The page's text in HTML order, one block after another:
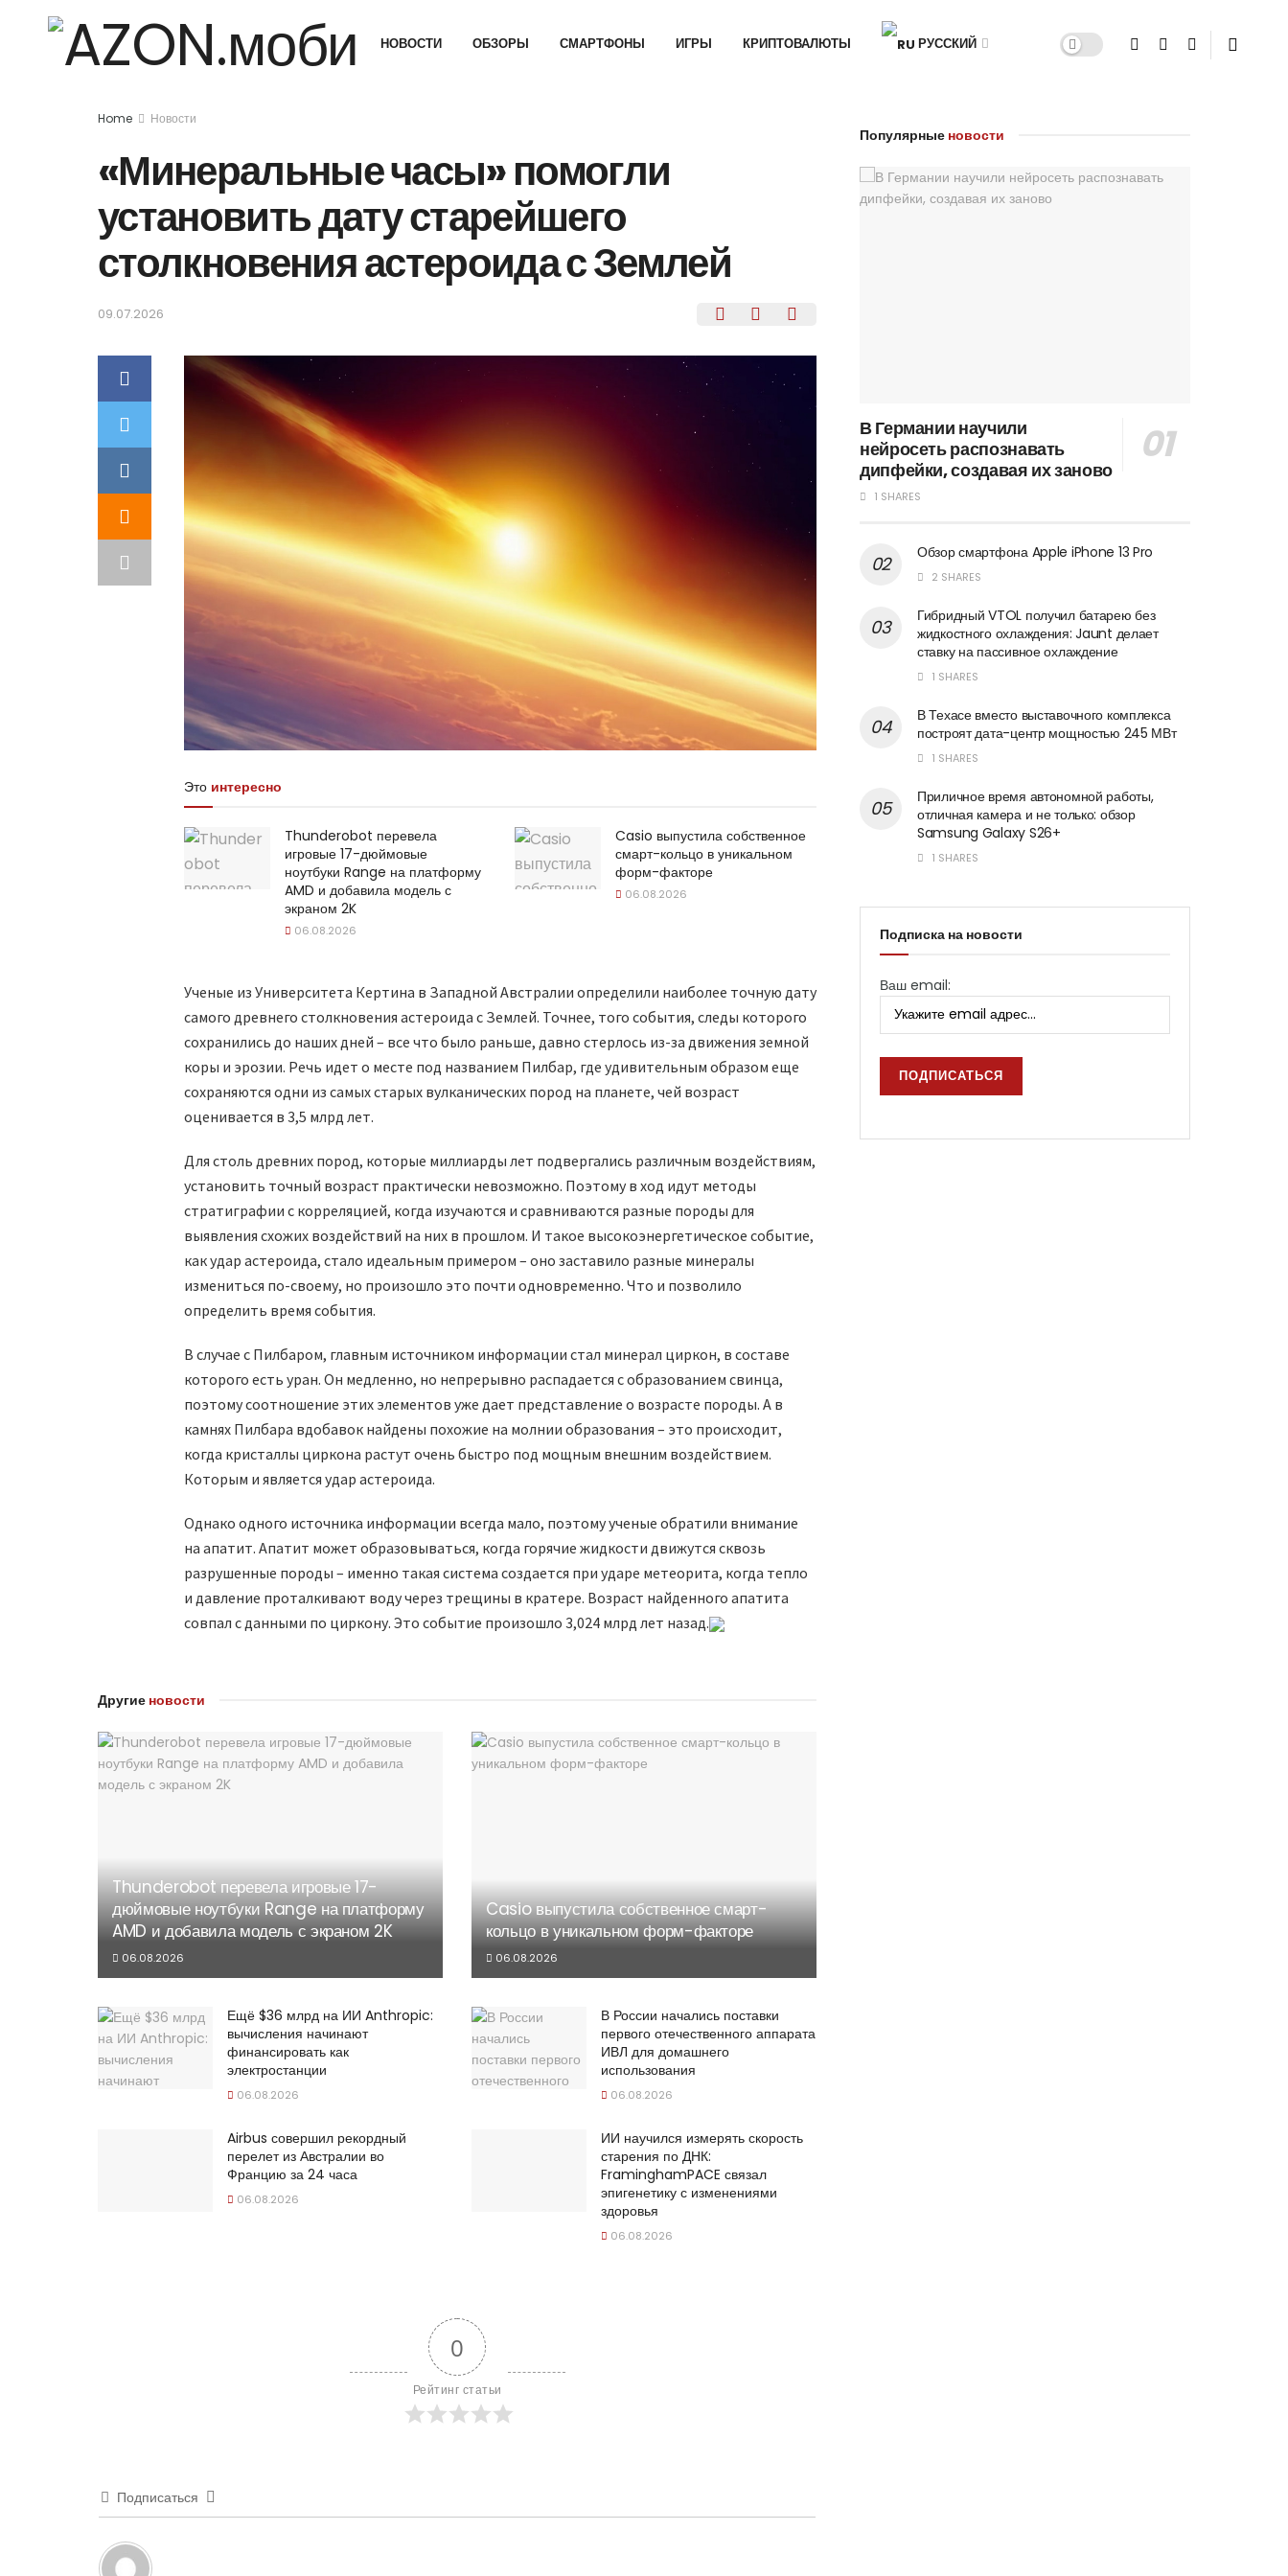
НОВОСТИ ОБЗОРЫ СМАРТФОНЫ ИГРЫ КРИПТОВАЛЮТЫ РУССКИЙ
Home Новости
«Минеральные часы» помогли
установить дату старейшего
столкновения астероида с Землей
09.07.2026
Это интересно
Thunderobot перевела
игровые 17-дюймовые
ноутбуки Range на платформу
AMD и добавила модель с
экраном 2K
06.08.2026
Casio выпустила собственное
смарт-кольцо в уникальном
форм-факторе
06.08.2026
Ученые из Университета Кертина в Западной Австралии определили наиболее точную дату
самого древнего столкновения астероида с Землей. Точнее, того события, следы которого
сохранились до наших дней – все что было раньше, давно стерлось из-за движения земной
коры и эрозии. Речь идет о месте под названием Пилбар, где удивительным образом еще
сохраняются одни из самых старых вулканических пород на планете, чей возраст
оценивается в 3,5 млрд лет.
Для столь древних пород, которые миллиарды лет подвергались различным воздействиям,
установить точный возраст практически невозможно. Поэтому в ход идут методы
стратиграфии с корреляцией, когда изучаются и сравниваются разные породы для
выявления схожих воздействий на них в прошлом. И такое высокоэнергетическое событие,
как удар астероида, стало идеальным примером – оно заставило разные минералы
измениться по-своему, но произошло это почти одновременно. Что и позволило
определить время события.
В случае с Пилбаром, главным источником информации стал минерал циркон, в составе
которого есть уран. Он медленно, но непрерывно распадается с образованием свинца,
поэтому соотношение этих элементов уже дает представление о возрасте породы. А в
камнях Пилбара вдобавок найдены похожие на молнии образования – это происходит,
когда кристаллы циркона растут очень быстро под мощным внешним воздействием.
Которым и является удар астероида.
Однако одного источника информации всегда мало, поэтому ученые обратили внимание
на апатит. Апатит может образовываться, когда горячие жидкости движутся сквозь
разрушенные породы – именно такая система создается при ударе метеорита, когда тепло
и давление проталкивают воду через трещины в кратере. Возраст найденного апатита
совпал с данными по циркону. Это событие произошло 3,024 млрд лет назад.
Другие новости
Thunderobot перевела игровые 17-
дюймовые ноутбуки Range на платформу
AMD и добавила модель с экраном 2K
06.08.2026
Casio выпустила собственное смарт-
кольцо в уникальном форм-факторе
06.08.2026
Ещё $36 млрд на ИИ Anthropic:
вычисления начинают
финансировать как
электростанции
06.08.2026
В России начались поставки
первого отечественного аппарата
ИВЛ для домашнего
использования
06.08.2026
Airbus совершил рекордный
перелет из Австралии во
Францию за 24 часа
06.08.2026
ИИ научился измерять скорость
старения по ДНК:
FraminghamPACE связал
эпигенетику с изменениями
здоровья
06.08.2026
0
Рейтинг статьи
Подписаться
Популярные новости
В Германии научили
нейросеть распознавать
дипфейки, создавая их заново
1 SHARES
Обзор смартфона Apple iPhone 13 Pro
2 SHARES
Гибридный VTOL получил батарею без
жидкостного охлаждения: Jaunt делает
ставку на пассивное охлаждение
1 SHARES
В Техасе вместо выставочного комплекса
построят дата-центр мощностью 245 МВт
1 SHARES
Приличное время автономной работы,
отличная камера и не только: обзор
Samsung Galaxy S26+
1 SHARES
Подписка на новости
Ваш email: